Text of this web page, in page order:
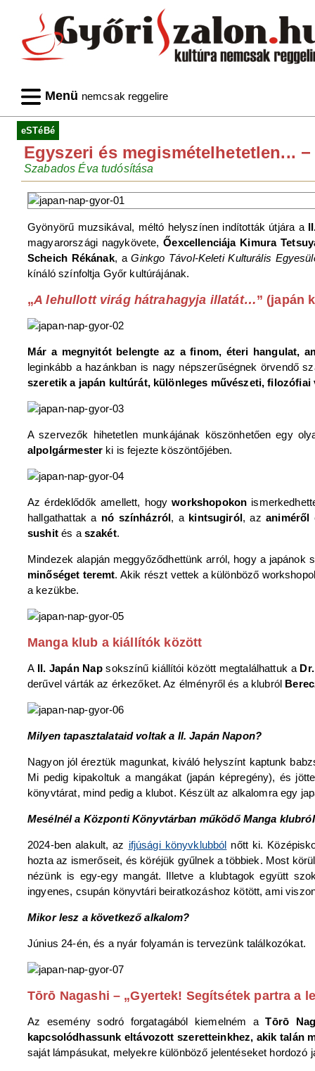
Menü nemcsak reggelire
eSTéBé
Egyszeri és megismételhetetlen...
Szabados Éva tudósítása
Gyönyörű muzsikával, méltó helyszínen indították útjára a
magyarországi nagykövete,Őexcellenciája Kimura
Scheich Rékának, aGinkgo Távol-Keleti Kulturális
kínáló színfoltja Győr kultúrájának.
„A lehullott virág hátrahagyja illatát…” (japán
Már a megnyitót belengte az a finom, éteri hangulat,
leginkább a hazánkban is nagy népszerűségnek örvendő
szeretik a japán kultúrát, különleges művészeti, filozófiai
A szervezők hihetetlen munkájának köszönhetően egy
alpolgármester ki is fejezte köszöntőjében.
Az érdeklődők amellett, hogyworkshopokon
hallgathattak a nó színházról, a kintsugiról, azaniméről
sushités a szakét.
Mindezek alapján meggyőződhettünk arról, hogy a
minőséget teremt. Akik részt vettek a különböző
a kezükbe.
Manga klub a kiállítók között
A II. Japán Napsokszínű kiállítói között megtalálhattuk a
derűvel várták az érkezőket. Az élményről és a klubról
Milyen tapasztalataid voltak a II. Japán Napon?
Nagyon jól éreztük magunkat, kiváló helyszínt kaptunk
Mi pedig kipakoltuk a mangákat (japán képregény), és
könyvtárat, mind pedig a klubot. Készült az alkalomra egy
Mesélnél a Központi Könyvtárban működő Manga
2024-ben alakult, az ifjúsági könyvklubból nőtt ki.
hozta az ismerőseit, és köréjük gyűlnek a többiek. Most
nézünk is egy-egy mangát. Illetve a klubtagok együtt
ingyenes, csupán könyvtári beiratkozáshoz kötött, ami
Mikor lesz a következő alkalom?
Június 24-én, és a nyár folyamán is tervezünk találkozókat.
Tōrō Nagashi – „Gyertek! Segítsétek partra a
Az esemény sodró forgatagából kiemelném aTōrō
kapcsolódhassunk eltávozott szeretteinkhez, akik talán
saját lámpásukat, melyekre különböző jelentéseket